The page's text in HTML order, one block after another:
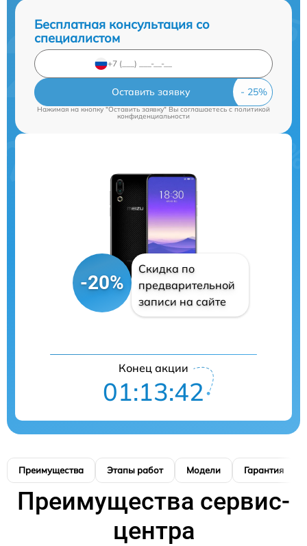
Бесплатная консультация со
специалистом
Оставить заявку
Нажимая на кнопку "Оставить заявку" Вы соглашаетесь cполитикой
конфиденциальности
-20%
Скидка по
предварительной
записи на сайте
Конец акции
01:13:42
Преимущества Этапы работ Модели Гарантия
Преимущества сервис-
центра